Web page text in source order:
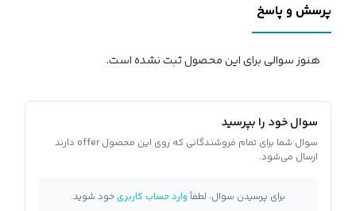
پرسش و پاسخ
هنوز سوالی برای این محصول ثبت نشده است.
سوال خود را بپرسید
سوال شما برای تمام فروشندگانی که روی این محصول offer دارند
ارسال می‌شود.
برای پرسیدن سوال، لطفاًوارد حساب کاربریخود شوید.